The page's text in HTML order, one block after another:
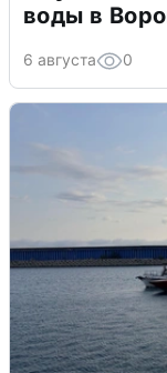
воды в
6 августа 0